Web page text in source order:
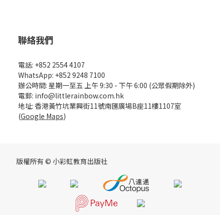
聯絡我們
電話: +852 2554 4107
WhatsApp: +852 9248 7100
辦公時間: 星期一至五 上午 9:30 - 下午 6:00 (公眾假期除外)
電郵: info@littlerainbow.com.hk
地址: 香港黃竹坑業興街11號南匯廣場B座11樓1107室
(Google Maps)
版權所有 © 小彩虹教育出版社